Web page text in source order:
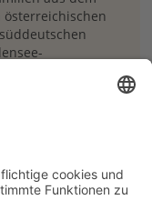
österreichischen
Allgäu